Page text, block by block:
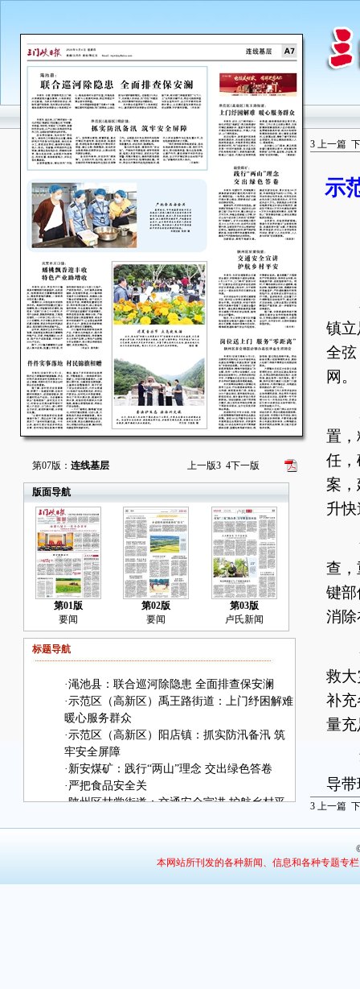
第07版： 连线基层 上一版3 4下一版
版面导航
第01版
要闻
第02版
要闻
第03版
卢氏新闻
标题导航
·渑池县：联合巡河除隐患 全面排查保安澜
·示范区（高新区）禹王路街道：上门纾困解难
暖心服务群众
·示范区（高新区）阳店镇：抓实防汛备汛 筑
牢安全屏障
· 新安煤矿：践行“两山”理念 交出绿色答卷
· 严把食品安全关
·陕州区甘棠街道：交通安全宣讲 护航乡村平
消夏音乐节 点亮夜生活
·陕州区多会场联动举办高校毕业生招聘会
3 上一篇
示
镇立
全
网。
置
任
案
升
查
键
消
救
补
量
导
变
时
置
3 上一篇
本网站所刊发的各种新闻、信息和各种专题专